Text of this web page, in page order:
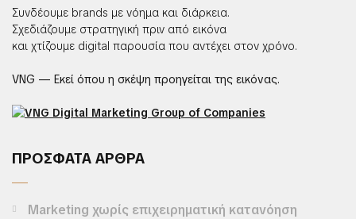
Συνδέουμε brands με νόημα και διάρκεια.
Σχεδιάζουμε στρατηγική πριν από εικόνα
και χτίζουμε digital παρουσία που αντέχει στον χρόνο.
VNG — Εκεί όπου η σκέψη προηγείται της εικόνας.
ΠΡΟΣΦΑΤΑ ΑΡΘΡΑ
Marketing χωρίς επιχειρηματική κατανόηση